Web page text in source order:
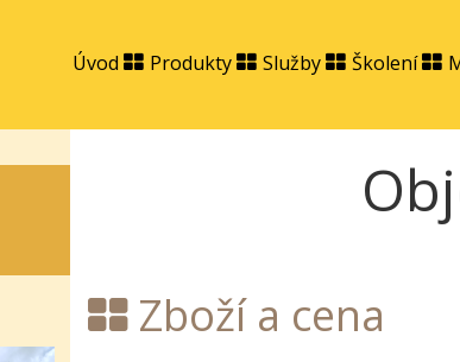
Úvod Produkty Služby Školení
Zboží a cena